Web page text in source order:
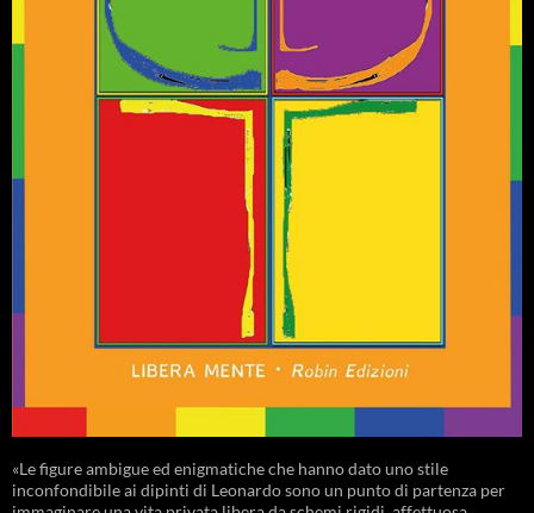
«Le figure ambigue ed enigmatiche che hanno dato uno stile
inconfondibile ai dipinti di Leonardo sono un punto di partenza per